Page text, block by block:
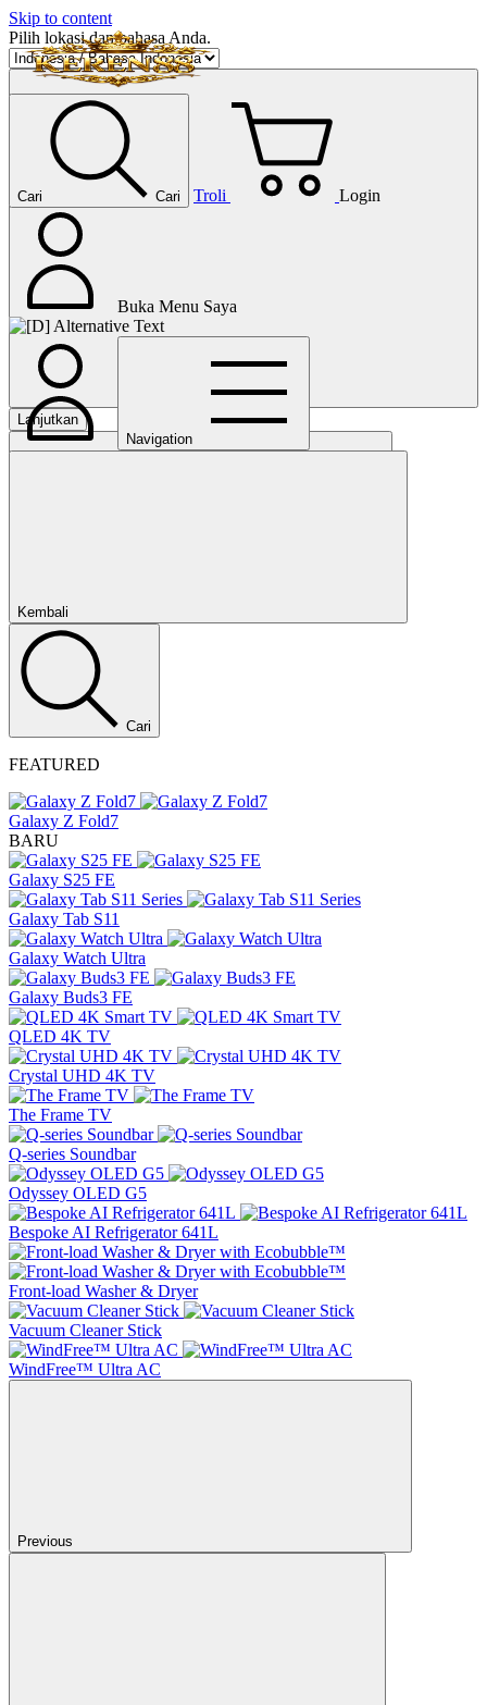
Skip to content
Pilih lokasi dan bahasa Anda.
Lanjutkan
Cari Cari Troli Login
Buka Menu Saya
Navigation
Kembali
Cari
FEATURED
Galaxy Z Fold7
BARU
Galaxy S25 FE
Galaxy Tab S11
Galaxy Watch Ultra
Galaxy Buds3 FE
QLED 4K TV
Crystal UHD 4K TV
The Frame TV
Q-series Soundbar
Odyssey OLED G5
Bespoke AI Refrigerator 641L
Front-load Washer & Dryer
Vacuum Cleaner Stick
WindFree™ Ultra AC
Previous